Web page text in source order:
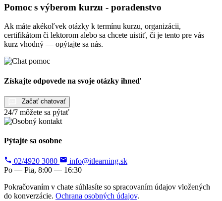
Pomoc s výberom kurzu - poradenstvo
Ak máte akékoľvek otázky k termínu kurzu, organizácii,
certifikátom či lektorom alebo sa chcete uistiť, či je tento pre vás
kurz vhodný — opýtajte sa nás.
Získajte odpovede na svoje otázky ihneď
Začať chatovať
24/7 môžete sa pýtať
Pýtajte sa osobne
02/4920 3080
info@itlearning.sk
Po — Pia, 8:00 — 16:30
Pokračovaním v chate súhlasíte so spracovaním údajov vložených
do konverzácie. Ochrana osobných údajov.